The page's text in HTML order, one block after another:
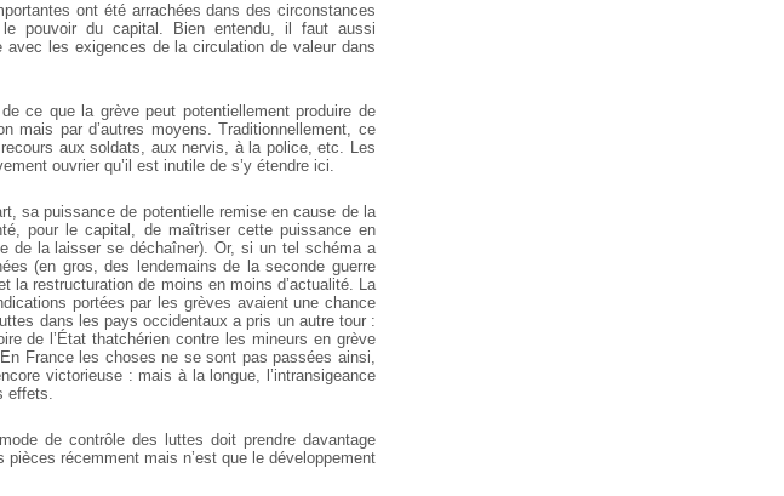
ont été arrachées dans des circonstances
pouvoir du capital. Bien entendu, il faut aussi
avec les exigences de la circulation de valeur dans
ce que la grève peut potentiellement produire de
mais par d’autres moyens. Traditionnellement, ce
aux soldats, aux nervis, à la police, etc. Les
ouvrier qu’il est inutile de s’y étendre ici.
sa puissance de potentielle remise en cause de la
pour le capital, de maîtriser cette puissance en
de la laisser se déchaîner). Or, si un tel schéma a
(en gros, des lendemains de la seconde guerre
la restructuration de moins en moins d’actualité. La
portées par les grèves avaient une chance
dans les pays occidentaux a pris un autre tour :
de l’État thatchérien contre les mineurs en grève
France les choses ne se sont pas passées ainsi,
victorieuse : mais à la longue, l’intransigeance
effets.
de contrôle des luttes doit prendre davantage
pièces récemment mais n’est que le développement